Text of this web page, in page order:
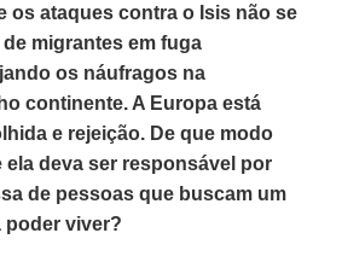
os ataques contra o Isis não se
migrantes em fuga
os náufragos na
continente. A Europa está
e rejeição. De que modo
ela deva ser responsável por
de pessoas que buscam um
poder viver?